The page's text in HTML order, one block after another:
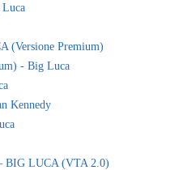
(Versione Premium)
- Big Luca
Kennedy
BIG LUCA (VTA 2.0)